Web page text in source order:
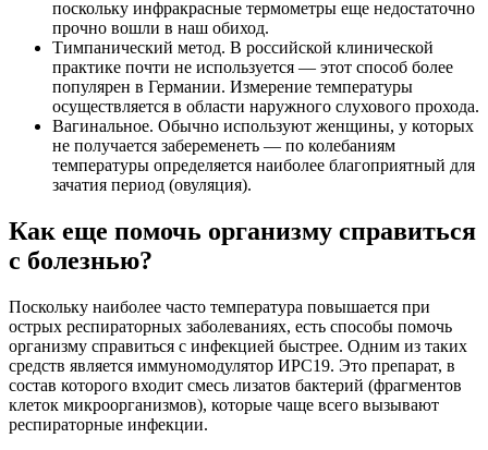
поскольку инфракрасные термометры еще недостаточно
прочно вошли в наш обиход.
Тимпанический метод. В российской клинической
практике почти не используется — этот способ более
популярен в Германии. Измерение температуры
осуществляется в области наружного слухового прохода.
Вагинальное. Обычно используют женщины, у которых
не получается забеременеть — по колебаниям
температуры определяется наиболее благоприятный для
зачатия период (овуляция).
Как еще помочь организму справиться
с болезнью?
Поскольку наиболее часто температура повышается при
острых респираторных заболеваниях, есть способы помочь
организму справиться с инфекцией быстрее. Одним из таких
средств является иммуномодулятор ИРС19. Это препарат, в
состав которого входит смесь лизатов бактерий (фрагментов
клеток микроорганизмов), которые чаще всего вызывают
респираторные инфекции.